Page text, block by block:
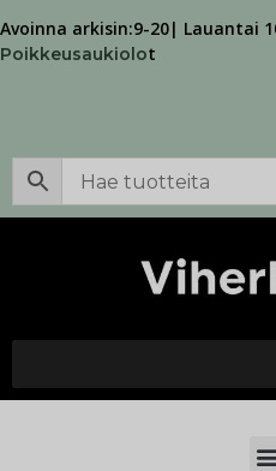
Avoinna arkisin:9-20| Lauantai
Poikkeusaukiolot